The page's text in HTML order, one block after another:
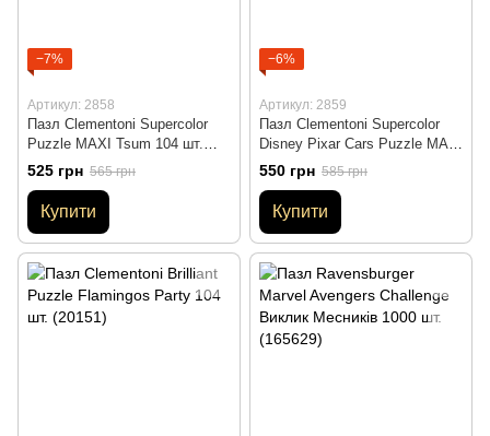
−7%
Артикул: 2858
Пазл Clementoni Supercolor
Puzzle MAXI Tsum 104 шт.
(239757)
525 грн 565 грн
Купити
−6%
Артикул: 2859
Пазл Clementoni Supercolor
Disney Pixar Cars Puzzle MAXI
Тачки 3 104 шт. (23727)
550 грн 585 грн
Купити